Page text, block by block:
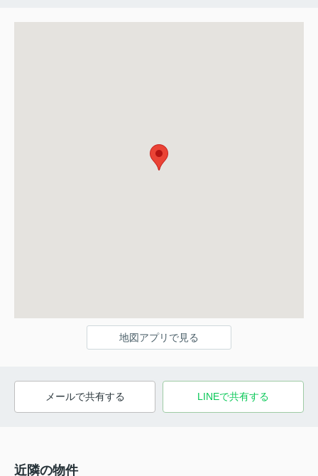
地図アプリで見る
メールで共有する LINEで共有する
近隣の物件